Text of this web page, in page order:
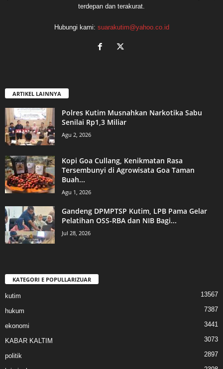
terdepan dan terakurat.
Hubungi kami: suarakutim@yahoo.co.id
ARTIKEL LAINNYA
Polres Kutim Musnahkan Narkotika Sabu
Senilai Rp1,3 Miliar
Agu 2, 2026
Kopi Goa Cullang, Kenikmatan Rasa
Tersembunyi di Agrowisata Goa Taman
Buah...
Agu 1, 2026
Gandeng DPMPTSP Kutim, LPB Pama Gelar
Pelatihan OSS-RBA dan NIB Bagi...
Jul 28, 2026
KATEGORI E POPULLARIZUAR
kutim 13567
hukum 7387
ekonomi 3441
KABAR KALTIM 3073
politik 2897